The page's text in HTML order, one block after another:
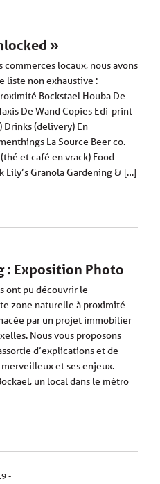
»
commerces locaux, nous avons
liste non exhaustive :
Bockstael Houba De
De Wand Copies Edi-print
Drinks (delivery) En
La Source Beer co.
et café en vrack) Food
Lily’s Granola Gardening & […]
: Exposition Photo
ont pu découvrir le
zone naturelle à proximité
par un projet immobilier
Nous vous proposons
d’explications et de
et ses enjeux.
un local dans le métro